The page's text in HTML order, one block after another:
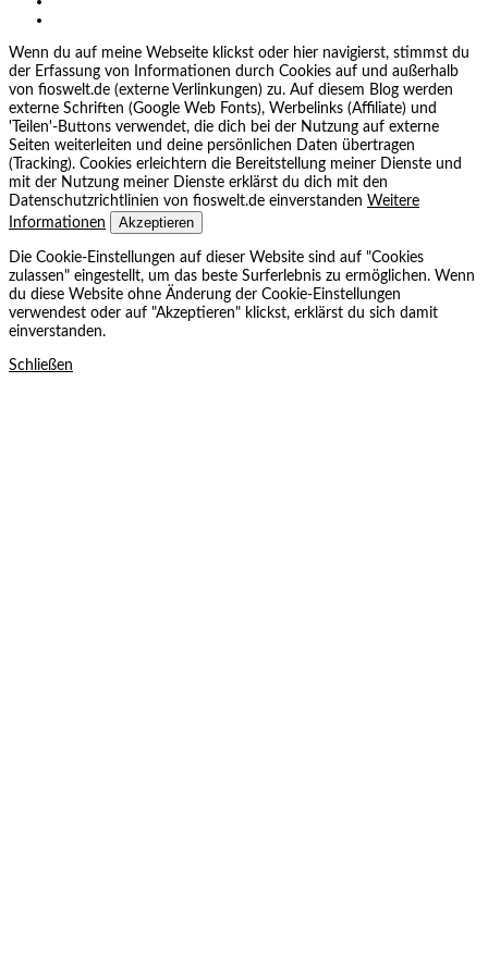
Wenn du auf meine Webseite klickst oder hier navigierst, stimmst du
der Erfassung von Informationen durch Cookies auf und außerhalb
von fioswelt.de (externe Verlinkungen) zu. Auf diesem Blog werden
externe Schriften (Google Web Fonts), Werbelinks (Affiliate) und
'Teilen'-Buttons verwendet, die dich bei der Nutzung auf externe
Seiten weiterleiten und deine persönlichen Daten übertragen
(Tracking). Cookies erleichtern die Bereitstellung meiner Dienste und
mit der Nutzung meiner Dienste erklärst du dich mit den
Datenschutzrichtlinien von fioswelt.de einverstanden Weitere
Informationen
Akzeptieren
Die Cookie-Einstellungen auf dieser Website sind auf "Cookies
zulassen" eingestellt, um das beste Surferlebnis zu ermöglichen. Wenn
du diese Website ohne Änderung der Cookie-Einstellungen
verwendest oder auf "Akzeptieren" klickst, erklärst du sich damit
einverstanden.
Schließen